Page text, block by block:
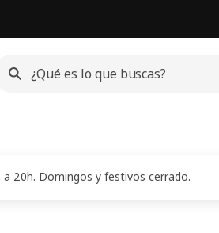
20h. Domingos y festivos cerrado.